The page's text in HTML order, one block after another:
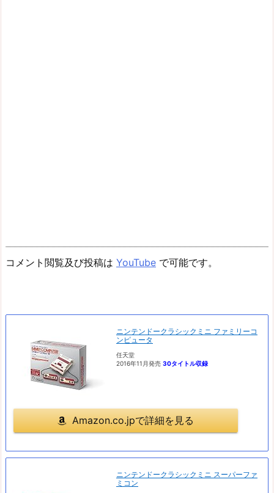
コメント閲覧及び投稿は YouTube で可能です。
ニンテンドークラシックミニ ファミリーコ
ンピュータ
任天堂
2016年11月発売 30タイトル収録
Amazon.co.jpで詳細を見る
ニンテンドークラシックミニ スーパーファ
ミコン